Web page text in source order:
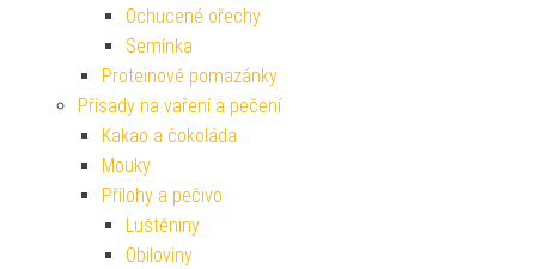
Ochucené ořechy
Semínka
Proteinové pomazánky
Přísady na vaření a pečení
Kakao a čokoláda
Mouky
Přílohy a pečivo
Luštěniny
Obiloviny